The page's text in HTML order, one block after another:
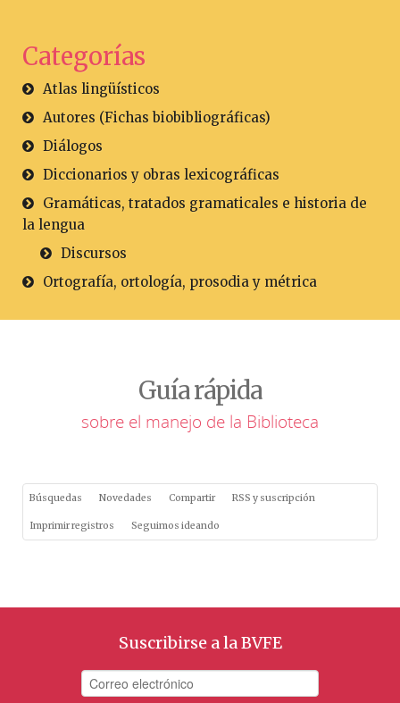
Categorías
Atlas lingüísticos
Autores (Fichas biobibliográficas)
Diálogos
Diccionarios y obras lexicográficas
Gramáticas, tratados gramaticales e historia de
la lengua
Discursos
Ortografía, ortología, prosodia y métrica
Guía rápida
sobre el manejo de la Biblioteca
Búsquedas Novedades Compartir RSS y suscripción
Imprimir registros Seguimos ideando
Suscribirse a la BVFE